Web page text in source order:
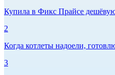
Купила в Фикс Прайсе дешёвую
2
Когда котлеты надоели,
3